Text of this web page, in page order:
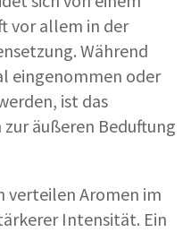
vor allem in der
Während
eingenommen oder
ist das
äußeren Beduftung
verteilen Aromen im
Intensität. Ein